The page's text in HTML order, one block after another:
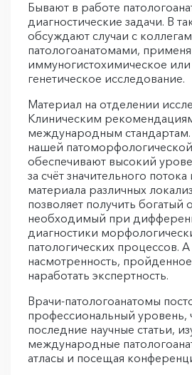
Бывают в работе
диагностические задачи. В
обсуждают случаи с
патологоанатомами,
иммуногистохимическое
генетическое исследование.
Материал на отделении
Клиническим
международным
нашей
обеспечивают высокий
за счёт значительного
материала различных
позволяет получить богатый
необходимый при
диагностики
патологических процессов. А
насмотренность,
наработать экспертность.
Врачи-патологоанатомы
профессиональный уровень,
последние научные статьи,
международные
атласы и посещая